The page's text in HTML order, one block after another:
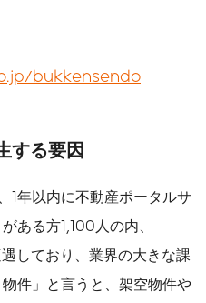
bukkensendo
する要因
1年以内に不動産ポータルサ
ある方1,100人の内、
しており、業界の大きな課
件」と言うと、架空物件や